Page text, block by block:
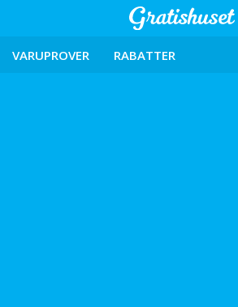
VARUPROVER RABATTER